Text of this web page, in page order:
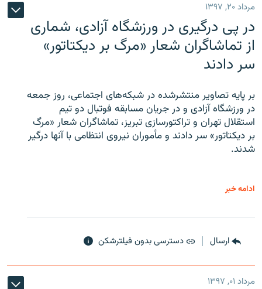
مرداد ۲۰, ۱۳۹۷
در پی درگیری در ورزشگاه آزادی، شماری
از تماشاگران شعار «مرگ بر دیکتاتور»
سر دادند
بر پایه تصاویر منتشرشده در شبکه‌های اجتماعی، روز جمعه
در ورزشگاه آزادی و در جریان مسابقه فوتبال دو تیم
استقلال تهران و تراکتورسازی تبریز، تماشاگران شعار «مرگ
بر دیکتاتور» سر دادند و مأموران نیروی انتظامی با آنها درگیر
شدند.
ادامه خبر
ارسال دسترسی بدون فیلترشکن
مرداد ۰۱, ۱۳۹۷